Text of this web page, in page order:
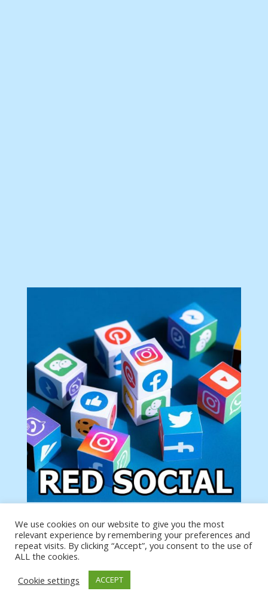
Tu anuncio va aquí
Podemos poner tu anuncio aquí con un link de tu
producto o página
We use cookies on our website to give you the most
relevant experience by remembering your preferences and
repeat visits. By clicking “Accept”, you consent to the use of
ALL the cookies.
Cookie settings
ACCEPT
https://analytics.google.com/analytics/web/?